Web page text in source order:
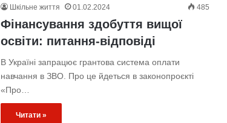
Шкільне життя 01.02.2024 485
Фінансування здобуття вищої
освіти: питання-відповіді
В Україні запрацює грантова система оплати
навчання в ЗВО. Про це йдеться в законопроєкті
«Про…
Читати »